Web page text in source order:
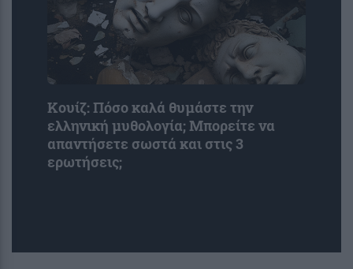
Κουίζ: Πόσο καλά θυμάστε την
ελληνική μυθολογία; Μπορείτε να
απαντήσετε σωστά και στις 3
ερωτήσεις;